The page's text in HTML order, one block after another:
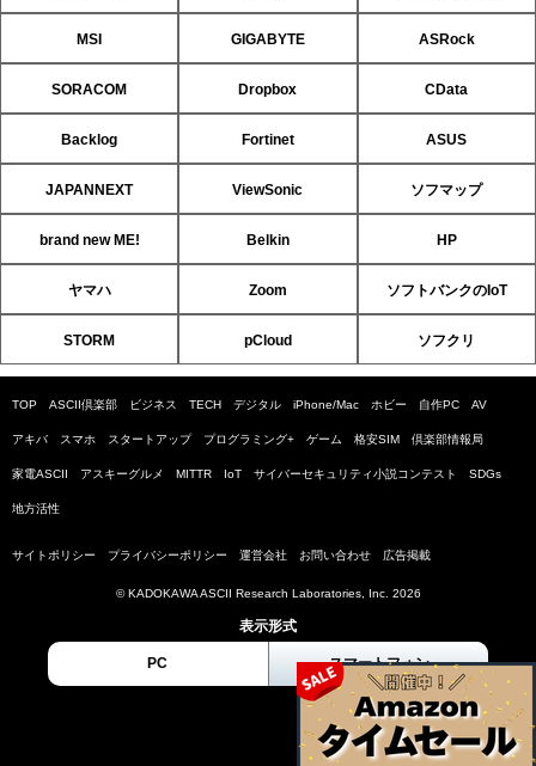
MSI GIGABYTE ASRock
SORACOM Dropbox CData
Backlog Fortinet ASUS
JAPANNEXT ViewSonic ソフマップ
brand new ME! Belkin HP
ヤマハ Zoom ソフトバンクのIoT
STORM pCloud ソフクリ
TOP ASCII倶楽部 ビジネス TECH デジタル iPhone/Mac ホビー 自作PC AV
アキバ スマホ スタートアップ プログラミング+ ゲーム 格安SIM 倶楽部情報局
家電ASCII アスキーグルメ MITTR IoT サイバーセキュリティ小説コンテスト SDGs
地方活性
サイトポリシー プライバシーポリシー 運営会社 お問い合わせ 広告掲載
© KADOKAWA ASCII Research Laboratories, Inc. 2026
表示形式
PC スマートフォン